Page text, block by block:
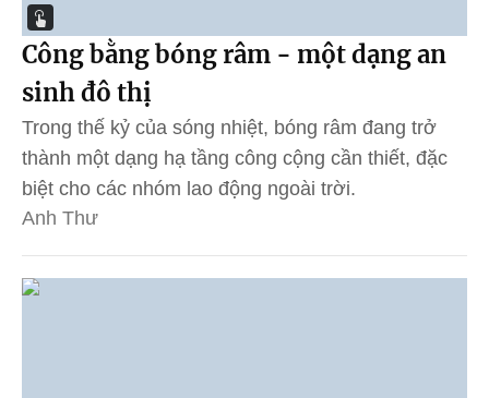
Công bằng bóng râm - một dạng an
sinh đô thị
Trong thế kỷ của sóng nhiệt, bóng râm đang trở
thành một dạng hạ tầng công cộng cần thiết, đặc
biệt cho các nhóm lao động ngoài trời.
Anh Thư